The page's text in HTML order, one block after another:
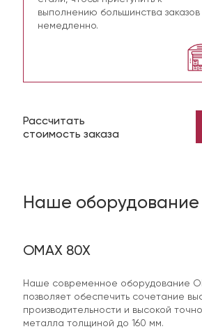
Стекло и композиционное стекло
бронестекло, армированное стекло,
Пористые и прозрачные материалы
Бетон и железобетон
выполнению большинства заказов
немедленно.
Рассчитать
стоимость заказа
Наше оборудование
OMAX 80X
Наше современное оборудование
позволяет обеспечить сочетание
производительности и высокой
металла толщиной до 160 мм.